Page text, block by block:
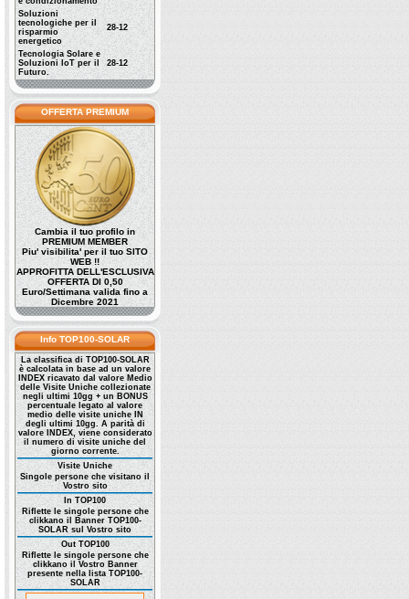
Soluzioni
tecnologiche per il
risparmio
energetico
28-12
Tecnologia Solare e
Soluzioni IoT per il
Futuro.
28-12
OFFERTA PREMIUM
Cambia il tuo profilo in
PREMIUM MEMBER
Piu' visibilita' per il tuo SITO
WEB !!
APPROFITTA DELL'ESCLUSIVA
OFFERTA DI 0,50
Euro/Settimana valida fino a
Dicembre 2021
Info TOP100-SOLAR
La classifica di TOP100-SOLAR
è calcolata in base ad un valore
INDEX ricavato dal valore Medio
delle Visite Uniche collezionate
negli ultimi 10gg + un BONUS
percentuale legato al valore
medio delle visite uniche IN
degli ultimi 10gg. A parità di
valore INDEX, viene considerato
il numero di visite uniche del
giorno corrente.
Visite Uniche
Singole persone che visitano il
Vostro sito
In TOP100
Riflette le singole persone che
clikkano il Banner TOP100-
SOLAR sul Vostro sito
Out TOP100
Riflette le singole persone che
clikkano il Vostro Banner
presente nella lista TOP100-
SOLAR